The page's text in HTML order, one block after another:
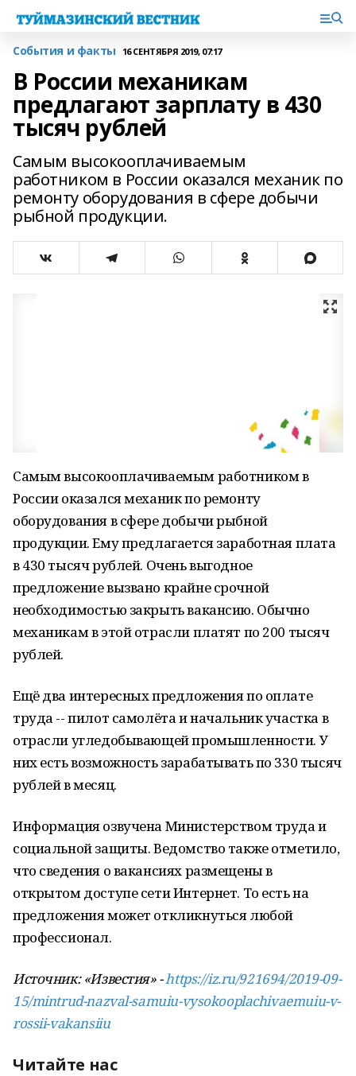
События и факты 16 СЕНТЯБРЯ 2019, 07:17
В России механикам
предлагают зарплату в 430
тысяч рублей
Самым высокооплачиваемым
работником в России оказался механик по
ремонту оборудования в сфере добычи
рыбной продукции.
Самым высокооплачиваемым работником в
России оказался механик по ремонту
оборудования в сфере добычи рыбной
продукции. Ему предлагается заработная плата
в 430 тысяч рублей. Очень выгодное
предложение вызвано крайне срочной
необходимостью закрыть вакансию. Обычно
механикам в этой отрасли платят по 200 тысяч
рублей.
Ещё два интересных предложения по оплате
труда -- пилот самолёта и начальник участка в
отрасли угледобывающей промышленности. У
них есть возможность зарабатывать по 330 тысяч
рублей в месяц.
Информация озвучена Министерством труда и
социальной защиты. Ведомство также отметило,
что сведения о вакансиях размещены в
открытом доступе сети Интернет. То есть на
предложения может откликнуться любой
профессионал.
Источник: «Известия» -https://iz.ru/921694/2019-09-
15/mintrud-nazval-samuiu-vysokooplachivaemuiu-v-
rossii-vakansiiu
Читайте нас